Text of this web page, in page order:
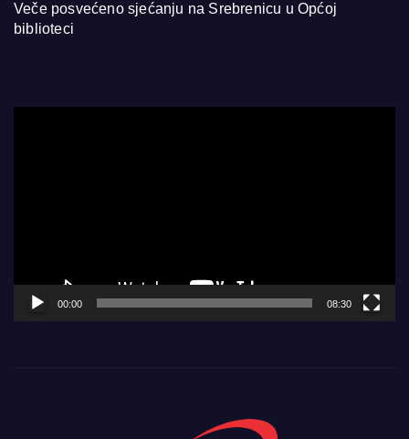
Veče posvećeno sjećanju na Srebrenicu u Općoj
biblioteci
00:00 08:30